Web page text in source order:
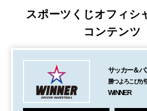
スポーツくじオフィシ
コンテンツ
サッカー＆バ
勝つよろこびが
WINNER